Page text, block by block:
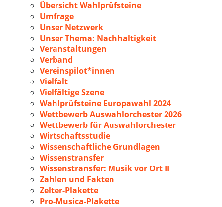
Übersicht Wahlprüfsteine
Umfrage
Unser Netzwerk
Unser Thema: Nachhaltigkeit
Veranstaltungen
Verband
Vereinspilot*innen
Vielfalt
Vielfältige Szene
Wahlprüfsteine Europawahl 2024
Wettbewerb Auswahlorchester 2026
Wettbewerb für Auswahlorchester
Wirtschaftsstudie
Wissenschaftliche Grundlagen
Wissenstransfer
Wissenstransfer: Musik vor Ort II
Zahlen und Fakten
Zelter-Plakette
Pro-Musica-Plakette